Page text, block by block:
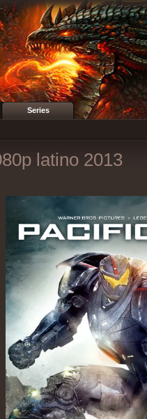
Series
latino 2013